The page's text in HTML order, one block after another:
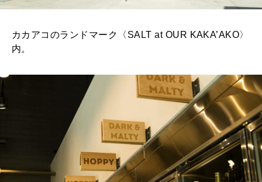
2025年12月号「お酒の新常識。」
カカアコのランドマーク〈SALT at OUR KAKA’AKO〉
内。